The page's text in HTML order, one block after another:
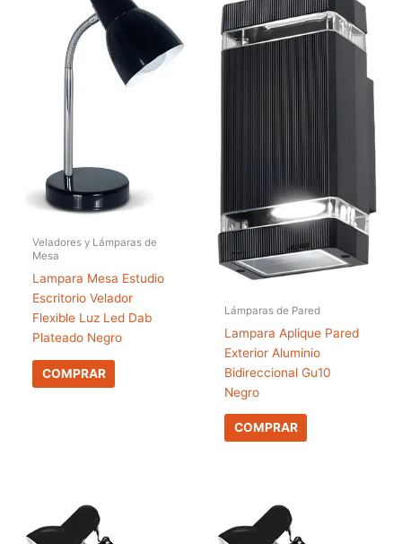
Veladores y Lámparas de
Mesa
Lampara Mesa Estudio
Escritorio Velador
Flexible Luz Led Dab
Plateado Negro
COMPRAR
Lámparas de Pared
Lampara Aplique Pared
Exterior Aluminio
Bidireccional Gu10
Negro
COMPRAR